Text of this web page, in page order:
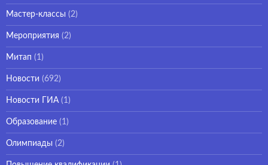
Мастер-классы (2)
Мероприятия (2)
Митап (1)
Новости (692)
Новости ГИА(1)
Образование (1)
Олимпиады (2)